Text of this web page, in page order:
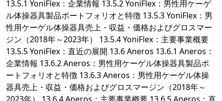
13.5.1 YoniFlex：企業情報 13.5.2 YoniFlex：男性用ケーゲ
ル体操器具製品ポートフォリオと特徴 13.5.3 YoniFlex：男
性用ケーゲル体操器具売上・収益・価格およびグロスマー
ジン（2018年～2023年） 13.5.4 YoniFlex：主要事業概要
13.5.5 YoniFlex：直近の展開 13.6 Aneros 13.6.1 Aneros：
企業情報 13.6.2 Aneros：男性用ケーゲル体操器具製品ポ
ートフォリオと特徴 13.6.3 Aneros：男性用ケーゲル体操
器具売上・収益・価格およびグロスマージン（2018年～